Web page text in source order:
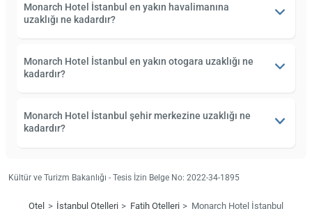
Monarch Hotel İstanbul en yakın havalimanına
uzaklığı ne kadardır?
Monarch Hotel İstanbul en yakın otogara uzaklığı ne
kadardır?
Monarch Hotel İstanbul şehir merkezine uzaklığı ne
kadardır?
Kültür ve Turizm Bakanlığı - Tesis İzin Belge No: 2022-34-1895
Otel İstanbul Otelleri Fatih Otelleri Monarch Hotel İstanbul